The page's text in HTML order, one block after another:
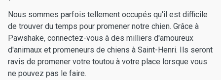
Nous sommes parfois tellement occupés qu'il est difficile
de trouver du temps pour promener notre chien. Grâce à
Pawshake, connectez-vous à des milliers d'amoureux
d'animaux et promeneurs de chiens à Saint-Henri. Ils seront
ravis de promener votre toutou à votre place lorsque vous
ne pouvez pas le faire.